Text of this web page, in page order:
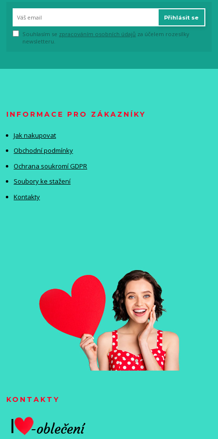
Přihlásit se
Souhlasím se zpracováním osobních údajů za účelem rozesílky
newsletteru.
INFORMACE PRO ZÁKAZNÍKY
Jak nakupovat
Obchodní podmínky
Ochrana soukromí GDPR
Soubory ke stažení
Kontakty
KONTAKTY